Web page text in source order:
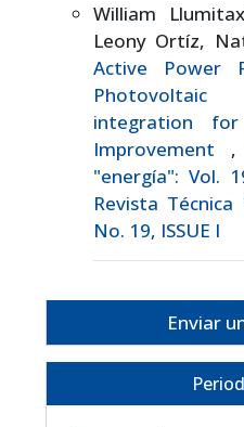
William
Leony Ortíz,
Active Power
integration
Improvement ,
"energía": Vol.
Revista
No. 19, ISSUE I
Enviar